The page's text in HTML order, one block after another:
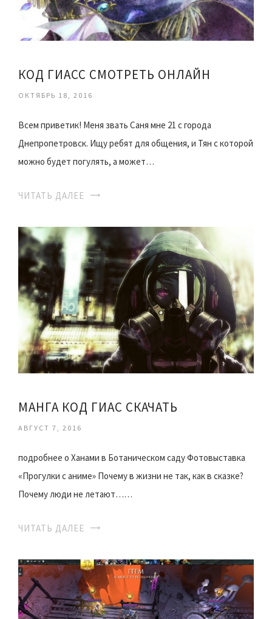
КОД ГИАСС СМОТРЕТЬ ОНЛАЙН
ОКТЯБРЬ 18, 2016
Всем приветик! Меня звать Саня мне 21 с города
Днепропетровск. Ищу ребят для общения, и Тян с которой
можно будет погулять, а может…
ЧИТАТЬ ДАЛЕЕ
МАНГА КОД ГИАС СКАЧАТЬ
АВГУСТ 7, 2016
подробнее о Ханами в Ботаническом саду Фотовыставка
«Прогулки с аниме» Почему в жизни не так, как в сказке?
Почему люди не летают……
ЧИТАТЬ ДАЛЕЕ